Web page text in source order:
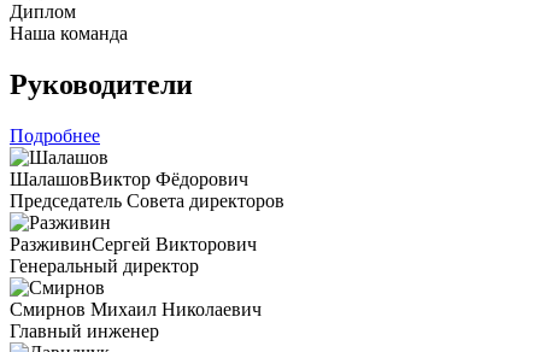
Диплом
Наша команда
Руководители
Подробнее
ШалашовВиктор Фёдорович
Председатель Совета директоров
РазживинСергей Викторович
Генеральный директор
Смирнов Михаил Николаевич
Главный инженер